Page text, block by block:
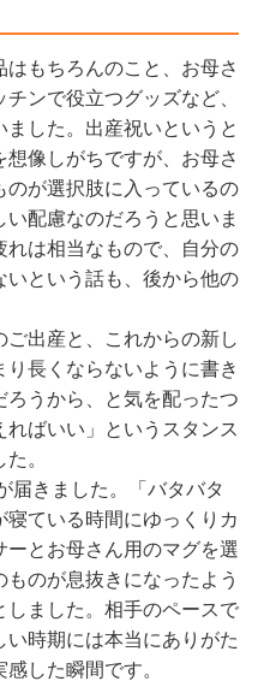
もちろんのこと、お母さ
ンで役立つグッズなど、
した。出産祝いというと
像しがちですが、お母さ
のが選択肢に入っているの
配慮なのだろうと思いま
は相当なもので、自分の
いという話も、後から他の
出産と、これからの新し
長くならないように書き
ろうから、と気を配ったつ
ればいい」というスタンス
。
届きました。「バタバタ
寝ている時間にゆっくりカ
ーとお母さん用のマグを選
のが息抜きになったよう
しました。相手のペースで
時期には本当にありがた
した瞬間です。